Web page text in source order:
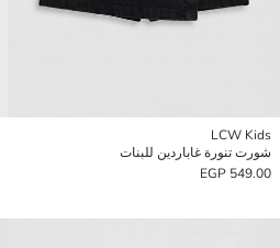
LCW Kids
شورت تنورة غاباردين للبنات
549.00 EGP